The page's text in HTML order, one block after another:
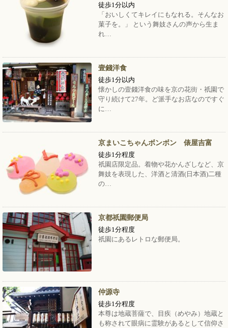
徒歩1分以内
「おいしくてキレイにもなれる。そんなお
菓子を。」 という舞妓さんの声から生ま
れ…
壹錢洋食
徒歩1分以内
懐かしの壹錢洋食の味を京の花街・祇園で
守り続けて27年。ど派手なお店なのですぐ
に…
京まいこちゃんボンボン 俵屋吉富
徒歩1分程度
祇園店限定品。着物や花かんざしなど、京
舞妓を表現した、洋酒と清酒(日本酒)二種
の…
京都祇園郵便局
徒歩1分程度
祇園にあるレトロな郵便局。
仲源寺
徒歩1分程度
本尊は地蔵菩薩で、目疾（めやみ）地蔵と
も称されて眼病に霊験があるとして信仰さ